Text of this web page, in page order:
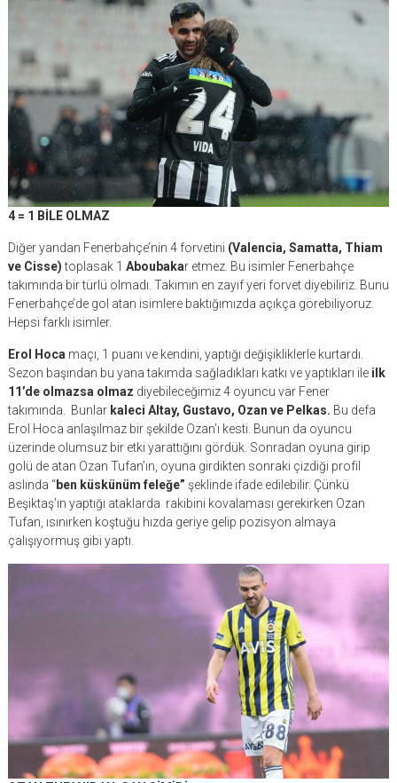
4 = 1 BİLE OLMAZ
Diğer yandan Fenerbahçe’nin 4 forvetini (Valencia, Samatta, Thiam
ve Cisse)toplasak 1 Aboubakar etmez. Bu isimler Fenerbahçe
takımında bir türlü olmadı. Takımın en zayıf yeri forvet diyebiliriz. Bunu
Fenerbahçe’de gol atan isimlere baktığımızda açıkça görebiliyoruz.
Hepsi farklı isimler.
Erol Hoca maçı, 1 puanı ve kendini, yaptığı değişikliklerle kurtardı.
Sezon başından bu yana takımda sağladıkları katkı ve yaptıkları ile ilk
11’de olmazsa olmaz diyebileceğimiz 4 oyuncu var Fener
takımında. Bunlar kaleci Altay, Gustavo, Ozan ve Pelkas. Bu defa
Erol Hoca anlaşılmaz bir şekilde Ozan’ı kesti. Bunun da oyuncu
üzerinde olumsuz bir etki yarattığını gördük. Sonradan oyuna girip
golü de atan Ozan Tufan’ın, oyuna girdikten sonraki çizdiği profil
aslında “ben küskünüm feleğe” şeklinde ifade edilebilir. Çünkü
Beşiktaş’ın yaptığı ataklarda rakibini kovalaması gerekirken Ozan
Tufan, ısınırken koştuğu hızda geriye gelip pozisyon almaya
çalışıyormuş gibi yaptı.